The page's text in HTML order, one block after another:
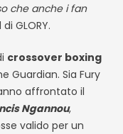
che anche i fan
GLORY.
crossover boxing
Guardian. Sia Fury
affrontato il
Ngannou,
valido per un